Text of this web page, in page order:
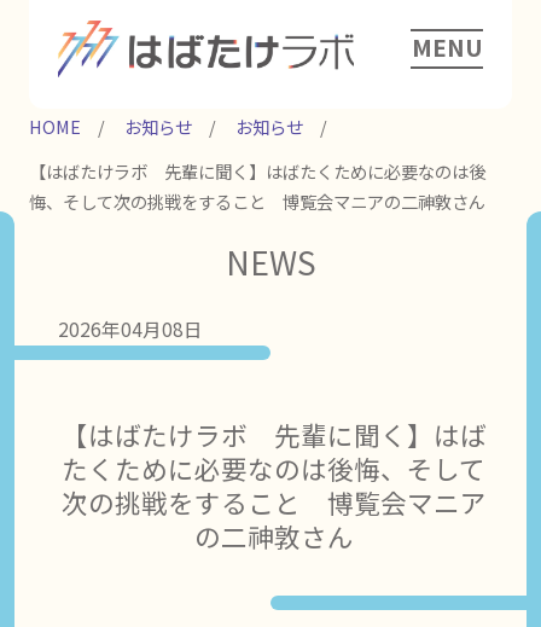
MENU
HOME お知らせ
お知らせ
【はばたけラボ 先輩に聞く】はばたくために必要なのは後
悔、そして次の挑戦をすること 博覧会マニアの二神︀敦さん
NEWS
2026年04月08日
【はばたけラボ 先輩に聞く】はば
たくために必要なのは後悔、そして
次の挑戦をすること 博覧会マニア
の二神︀敦さん